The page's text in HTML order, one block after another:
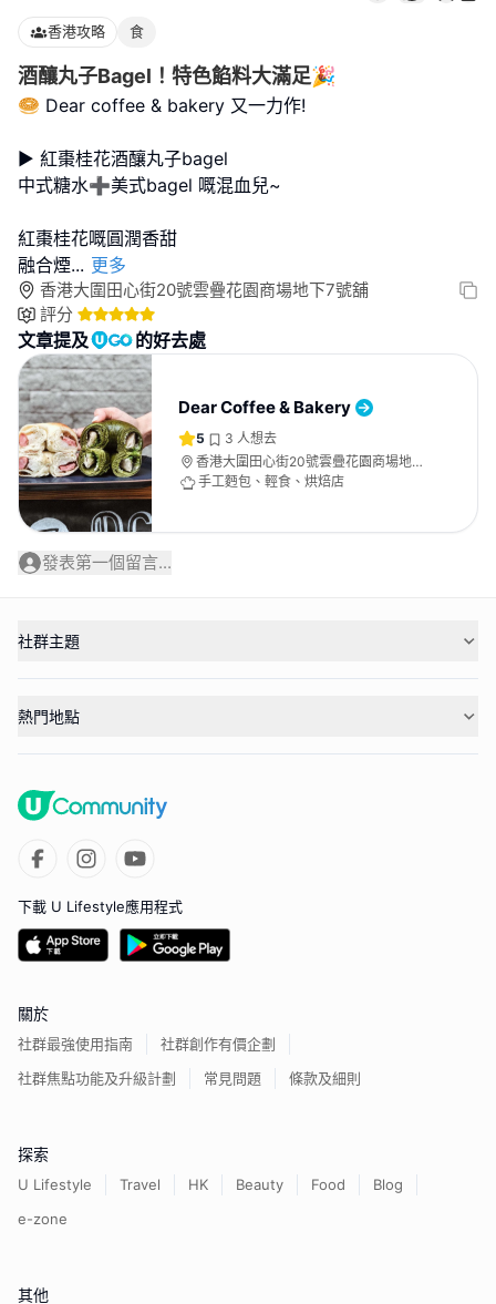
香港攻略 食
酒釀丸子Bagel！特色餡料大滿足🎉
🥯 Dear coffee & bakery 又一力作!
▶️ 紅棗桂花酒釀丸子bagel
中式糖水➕美式bagel 嘅混血兒~
紅棗桂花嘅圓潤香甜
融合煙... 更多
香港大圍田心街20號雲疊花園商場地下7號舖
評分
文章提及 的好去處
Dear Coffee & Bakery
5 3 人想去
香港大圍田心街20號雲疊花園商場地下
7號舖
手工麪包、輕食、烘焙店
發表第一個留言...
社群主題
熱門地點
下載 U Lifestyle應用程式
關於
社群最強使用指南
社群創作有價企劃
社群焦點功能及升級計劃
常見問題 條款及細則
探索
U Lifestyle Travel HK Beauty Food
Blog
e-zone
其他